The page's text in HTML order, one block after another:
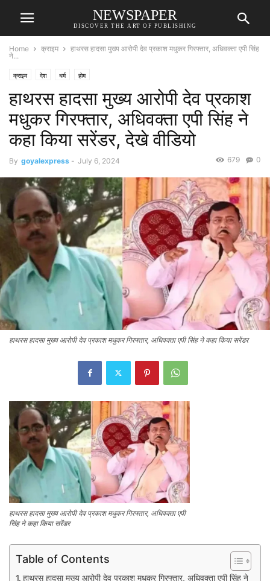
NEWSPAPER
DISCOVER THE ART OF PUBLISHING
Home क्राइम
हाथरस हादसा मुख्य आरोपी देव प्रकाश मधुकर गिरफ्तार, अधिवक्ता एपी सिंह
ने...
क्राइम देश धर्म होम
हाथरस हादसा मुख्य आरोपी देव प्रकाश
मधुकर गिरफ्तार, अधिवक्ता एपी सिंह ने
कहा किया सरेंडर, देखे वीडियो
By goyalexpress - July 6, 2024 0
679
हाथरस हादसा मुख्य आरोपी देव प्रकाश मधुकर गिरफ्तार, अधिवक्ता एपी सिंह ने कहा किया सरेंडर
हाथरस हादसा मुख्य आरोपी देव प्रकाश मधुकर गिरफ्तार, अधिवक्ता एपी
सिंह ने कहा किया सरेंडर
Table of Contents
हाथरस हादसा मुख्य आरोपी देव प्रकाश मधुकर गिरफ्तार, अधिवक्ता एपी सिंह ने